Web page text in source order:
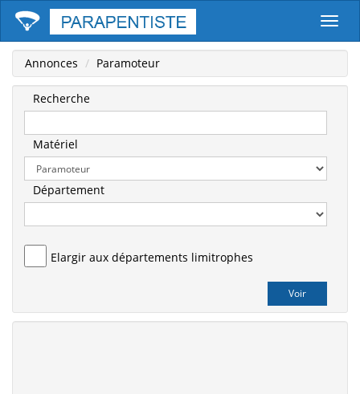
Annonces Paramoteur
Recherche
Matériel
Département
Elargir aux départements limitrophes